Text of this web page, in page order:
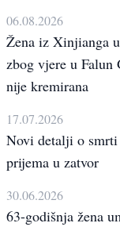
06.08.2026
Žena iz Xinjianga
zbog vjere u Falun
nije kremirana
17.07.2026
Novi detalji o
prijema u zatvor
30.06.2026
63-godišnja žena